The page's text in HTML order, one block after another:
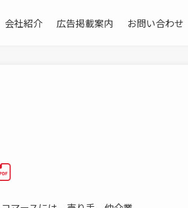
会社紹介 広告掲載案内 お問い合わせ